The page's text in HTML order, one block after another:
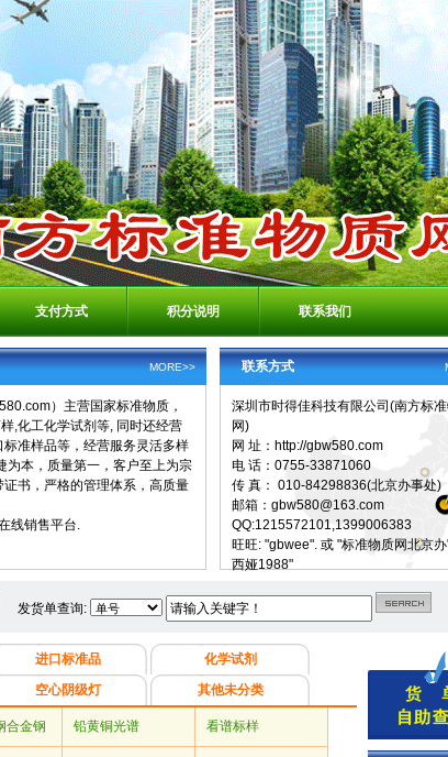
支付方式 积分说明 联系我们
MORE>>
）主营国家标准物质，
,化工化学试剂等, 同时还经营
准样品等，经营服务灵活多样
为本，质量第一，客户至上为宗
书，严格的管理体系，高质量
线销售平台.
联系方式
深圳市时得佳科技有限公司(南方标
网)
网 址：http://gbw580.com
电 话：0755-33871060
传 真： 010-84298836(北京办事处)
邮箱：gbw580@163.com
QQ:1215572101,1399006383
旺旺: "gbwee". 或 "标准物质网北京
西娅1988"
发货单查询:
进口标准品
化学试剂
空心阴级灯 其他未分类
合金钢 铅黄铜光谱 看谱标样